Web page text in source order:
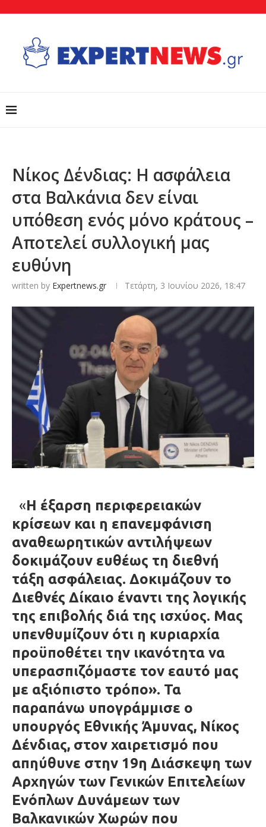
Νίκος Δένδιας: Η ασφάλεια
στα Βαλκάνια δεν είναι
υπόθεση ενός μόνο κράτους –
Αποτελεί συλλογική μας
ευθύνη
written by Expertnews.gr Τετάρτη, 3 Ιουνίου 2026, 18:47
«Η έξαρση περιφερειακών
κρίσεων και η επανεμφάνιση
αναθεωρητικών αντιλήψεων
δοκιμάζουν ευθέως τη διεθνή
τάξη ασφάλειας. Δοκιμάζουν το
Διεθνές Δίκαιο έναντι της λογικής
της επιβολής διά της ισχύος. Μας
υπενθυμίζουν ότι η κυριαρχία
προϋποθέτει την ικανότητα να
υπερασπιζόμαστε τον εαυτό μας
με αξιόπιστο τρόπο». Τα
παραπάνω υπογράμμισε ο
υπουργός Εθνικής Άμυνας, Νίκος
Δένδιας, στον χαιρετισμό που
απηύθυνε στην 19η Διάσκεψη των
Αρχηγών των Γενικών Επιτελείων
Ενόπλων Δυνάμεων των
Βαλκανικών Χωρών που